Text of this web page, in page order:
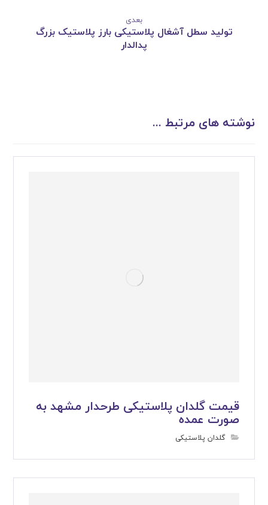
بعدی
تولید سطل آشغال پلاستیکی بارز پلاستیک بزرگ
پدالدار
نوشته های مرتبط ...
قیمت گلدان پلاستیکی طرحدار مشهد به
صورت عمده
گلدان پلاستیکی